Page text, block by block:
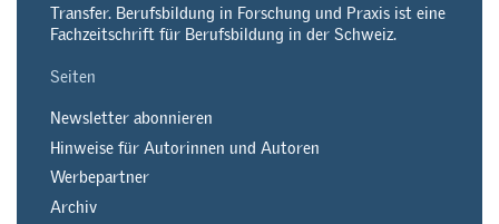
Transfer. Berufsbildung in Forschung und Praxis ist eine
Fachzeitschrift für Berufsbildung in der Schweiz.
Seiten
Newsletter abonnieren
Hinweise für Autorinnen und Autoren
Werbepartner
Archiv